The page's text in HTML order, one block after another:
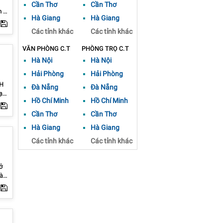
Cần Thơ
Hà Giang
Các tỉnh khác
Cần Thơ
Hà Giang
Các tỉnh khác
VĂN PHÒNG C.T
Hà Nội
Hải Phòng
Đà Nẵng
Hồ Chí Minh
Cần Thơ
Hà Giang
Các tỉnh khác
PHÒNG TRỌ C.T
Hà Nội
Hải Phòng
Đà Nẵng
Hồ Chí Minh
Cần Thơ
Hà Giang
Các tỉnh khác